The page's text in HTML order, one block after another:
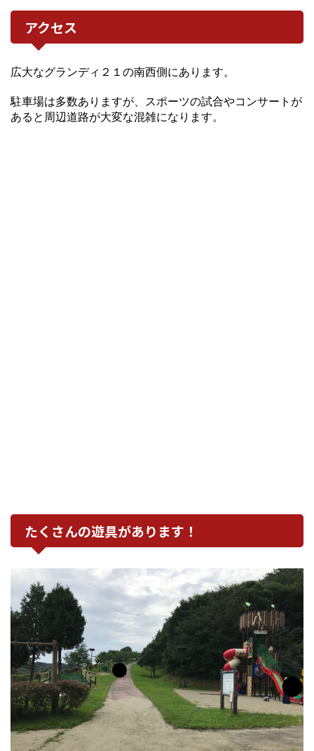
アクセス
広大なグランディ２１の南西側にあります。
駐車場は多数ありますが、スポーツの試合やコンサートが
あると周辺道路が大変な混雑になります。
たくさんの遊具があります！